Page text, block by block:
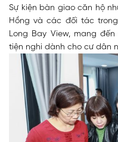
Sự kiện bàn giao căn hộ
Hồng và các đối tác
Long Bay View, mang
tiện nghi dành cho cư dân